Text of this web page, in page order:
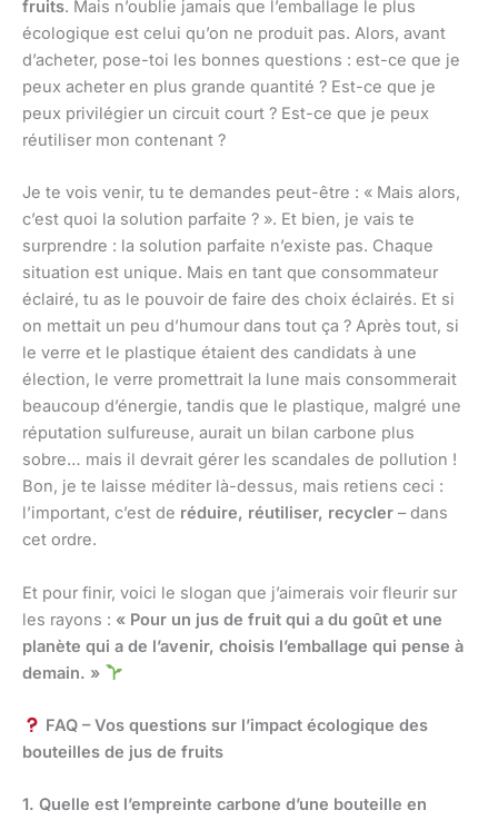
fruits. Mais n’oublie jamais que l’emballage le plus
écologique est celui qu’on ne produit pas. Alors, avant
d’acheter, pose-toi les bonnes questions : est-ce que je
peux acheter en plus grande quantité ? Est-ce que je
peux privilégier un circuit court ? Est-ce que je peux
réutiliser mon contenant ?
Je te vois venir, tu te demandes peut-être : « Mais alors,
c’est quoi la solution parfaite ? ». Et bien, je vais te
surprendre : la solution parfaite n’existe pas. Chaque
situation est unique. Mais en tant que consommateur
éclairé, tu as le pouvoir de faire des choix éclairés. Et si
on mettait un peu d’humour dans tout ça ? Après tout, si
le verre et le plastique étaient des candidats à une
élection, le verre promettrait la lune mais consommerait
beaucoup d’énergie, tandis que le plastique, malgré une
réputation sulfureuse, aurait un bilan carbone plus
sobre… mais il devrait gérer les scandales de pollution !
Bon, je te laisse méditer là-dessus, mais retiens ceci :
l’important, c’est de réduire, réutiliser, recycler – dans
cet ordre.
Et pour finir, voici le slogan que j’aimerais voir fleurir sur
les rayons : « Pour un jus de fruit qui a du goût et une
planète qui a de l’avenir, choisis l’emballage qui pense à
demain. »
FAQ – Vos questions sur l’impact écologique des
bouteilles de jus de fruits
1. Quelle est l’empreinte carbone d’une bouteille en